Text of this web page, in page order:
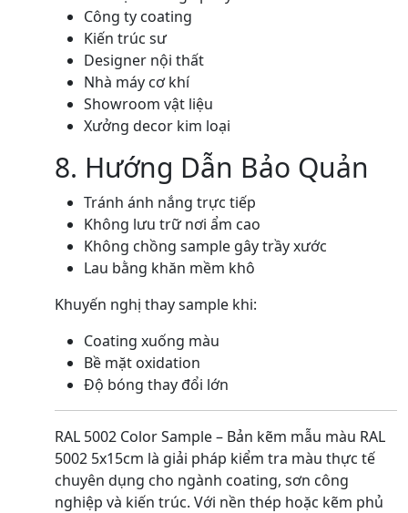
Công ty coating
Kiến trúc sư
Designer nội thất
Nhà máy cơ khí
Showroom vật liệu
Xưởng decor kim loại
8. Hướng Dẫn Bảo Quản
Tránh ánh nắng trực tiếp
Không lưu trữ nơi ẩm cao
Không chồng sample gây trầy xước
Lau bằng khăn mềm khô
Khuyến nghị thay sample khi:
Coating xuống màu
Bề mặt oxidation
Độ bóng thay đổi lớn
RAL 5002 Color Sample – Bản kẽm mẫu màu RAL
5002 5x15cm là giải pháp kiểm tra màu thực tế
chuyên dụng cho ngành coating, sơn công
nghiệp và kiến trúc. Với nền thép hoặc kẽm phủ